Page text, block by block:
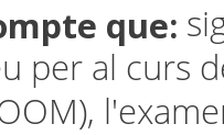
que:
per al curs